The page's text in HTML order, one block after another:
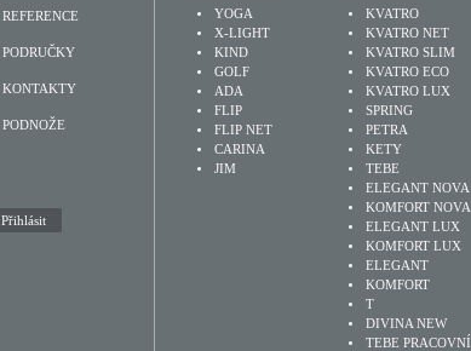
REFERENCE
PODRUČKY
KONTAKTY
PODNOŽE
YOGA
X-LIGHT
KIND
GOLF
ADA
FLIP
FLIP NET
CARINA
JIM
KVATRO
KVATRO NET
KVATRO SLIM
KVATRO ECO
KVATRO LUX
SPRING
PETRA
KETY
TEBE
ELEGANT NOVA
KOMFORT NOVA
ELEGANT LUX
KOMFORT LUX
ELEGANT
KOMFORT
T
DIVINA NEW
TEBE PRACOVNÍ